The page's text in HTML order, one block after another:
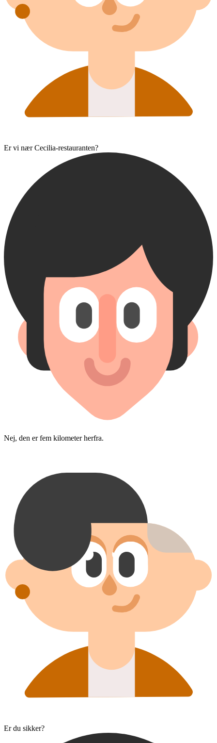
Er vi nær Cecilia-restauranten?
Nej, den er fem kilometer herfra.
Er du sikker?